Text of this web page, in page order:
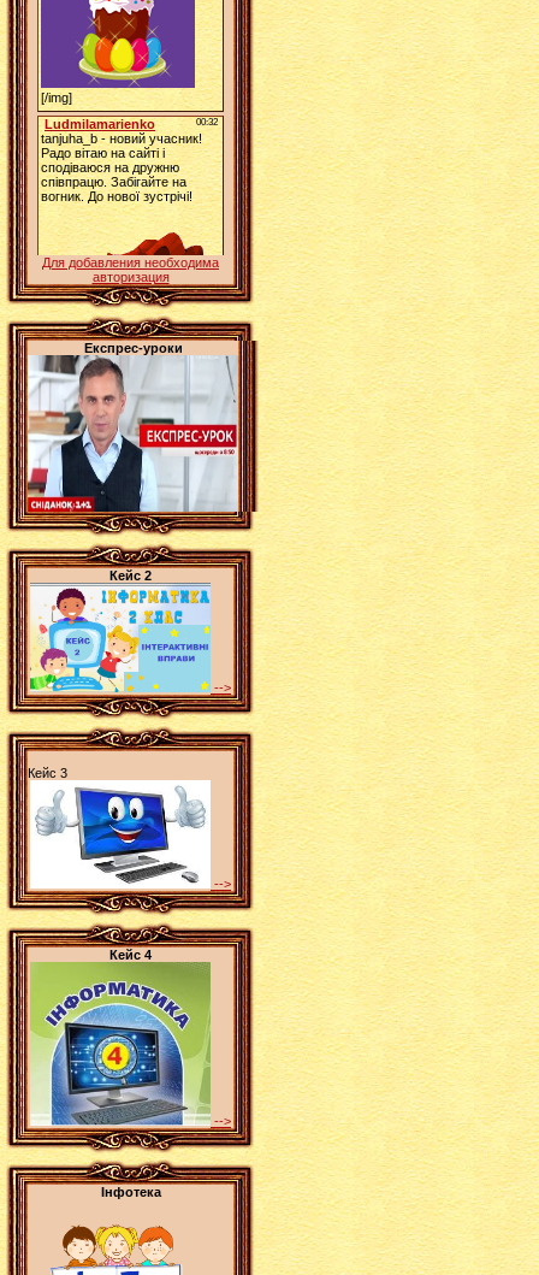
Для добавления необходима
авторизация
Експрес-уроки
Кейс 2
-->
Кейс 3
-->
Кейс 4
-->
Інфотека